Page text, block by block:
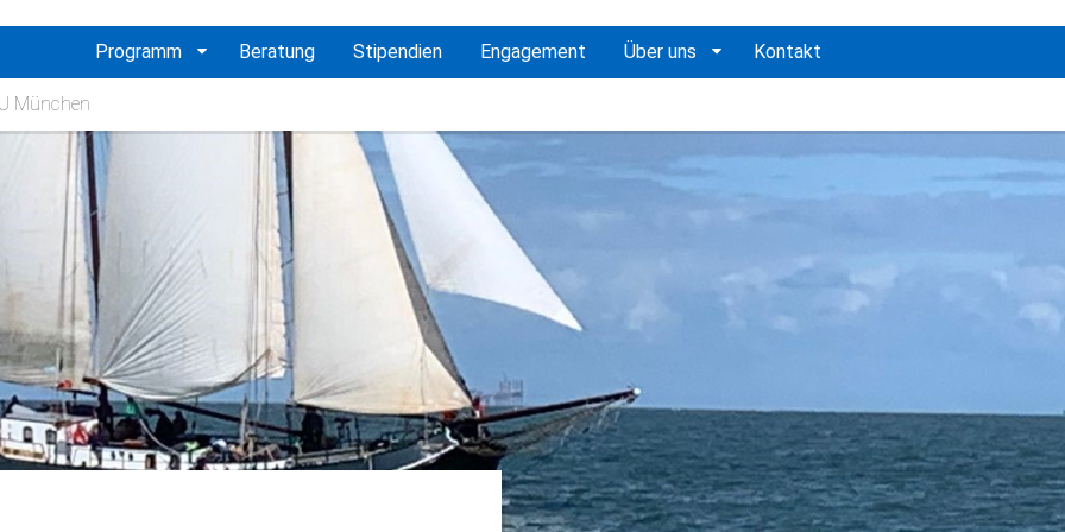
München
Programm Beratung Stipendien Engagement Über uns Kontakt